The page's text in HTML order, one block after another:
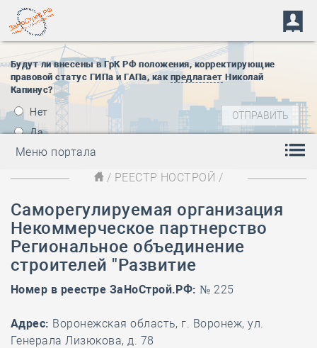
Будут ли внесены в ГрК РФ положения, корректирующие
правовой статус ГИПа и ГАПа, как предлагает Николай
Капинус?
Нет
Да
Меню портала
/ РЕЕСТР НОСТРОЙ /
Саморегулируемая организация
Некоммерческое партнерство
Региональное объединение
строителей "Развитие
Номер в реестре ЗаНоСтрой.РФ: № 225
Адрес: Воронежская область, г. Воронеж, ул.
Генерала Лизюкова, д. 78